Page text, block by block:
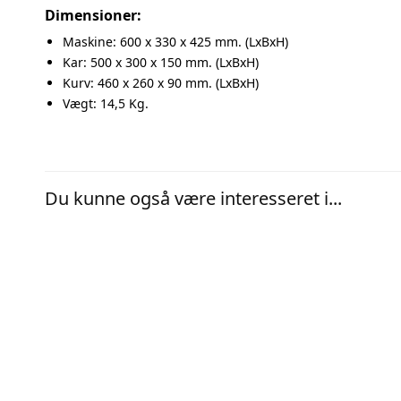
Dimensioner:
Maskine: 600 x 330 x 425 mm. (LxBxH)
Kar: 500 x 300 x 150 mm. (LxBxH)
Kurv: 460 x 260 x 90 mm. (LxBxH)
Vægt: 14,5 Kg.
Du kunne også være interesseret i...